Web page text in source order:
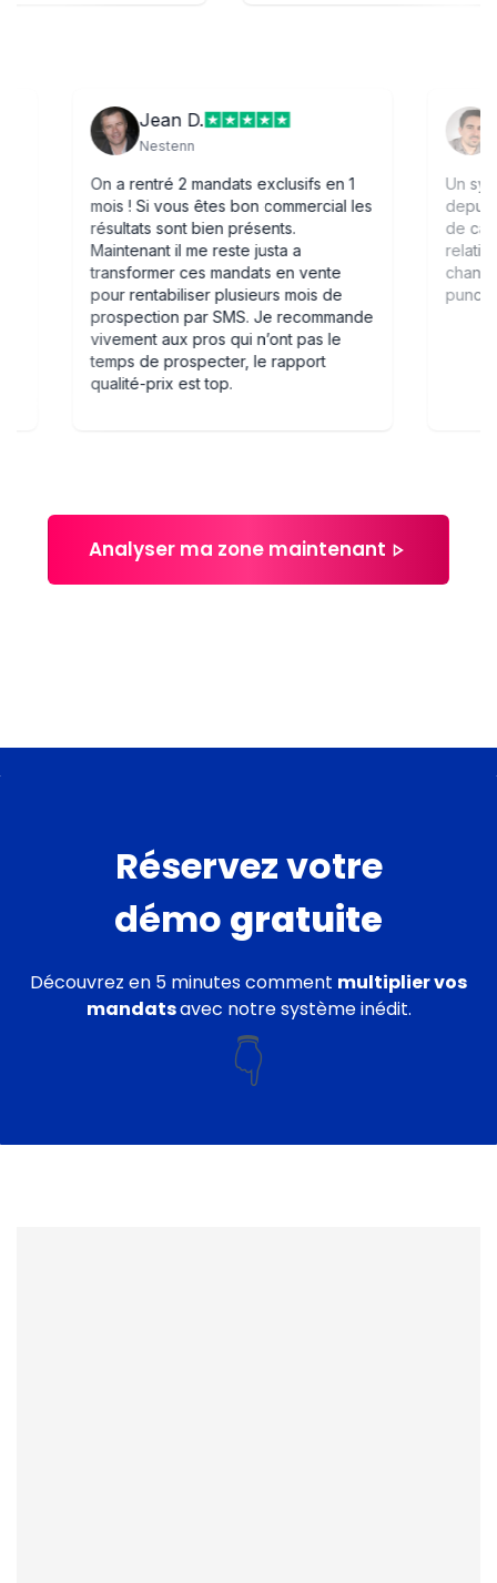
Jean D.
Nestenn
On a rentré 2 mandats exclusifs en 1
mois ! Si vous êtes bon commercial les
résultats sont bien présents.
Maintenant il me reste justa a
transformer ces mandats en vente
pour rentabiliser plusieurs mois de
prospection par SMS. Je recommande
vivement aux pros qui n’ont pas le
temps de prospecter, le rapport
qualité-prix est top.
Un
de
Analyser ma zone maintenant
Réservez votre
démo gratuite
Découvrez en 5 minutes comment multiplier vos
mandatsavec notre système inédit.
👇